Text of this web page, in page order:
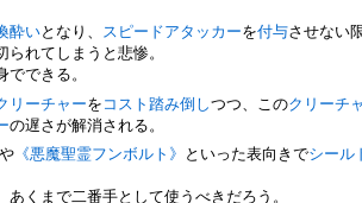
酔いとなり、 スピードアタッカーを付与させない
られてしまうと悲惨。
でできる。
リーチャーを コスト踏み倒しつつ、このクリーチ
の遅さが解消される。
や 《悪魔聖霊フンボルト》 といった表向きでシール
くまで二番手として使うべきだろう。